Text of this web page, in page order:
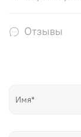
Отзывы